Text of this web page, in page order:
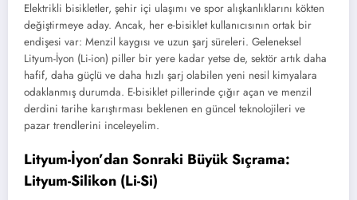
Elektrikli bisikletler, şehir içi ulaşımı ve spor alışkanlıklarını kökten
değiştirmeye aday. Ancak, her e-bisiklet kullanıcısının ortak bir
endişesi var: Menzil kaygısı ve uzun şarj süreleri. Geleneksel
Lityum-İyon (Li-ion) piller bir yere kadar yetse de, sektör artık daha
hafif, daha güçlü ve daha hızlı şarj olabilen yeni nesil kimyalara
odaklanmış durumda. E-bisiklet pillerinde çığır açan ve menzil
derdini tarihe karıştırması beklenen en güncel teknolojileri ve
pazar trendlerini inceleyelim.
Lityum-İyon’dan Sonraki Büyük Sıçrama:
Lityum-Silikon (Li-Si)